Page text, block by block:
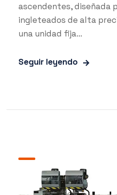
ascendentes, diseñada
ingleteados de alta
una unidad fija...
Seguir leyendo